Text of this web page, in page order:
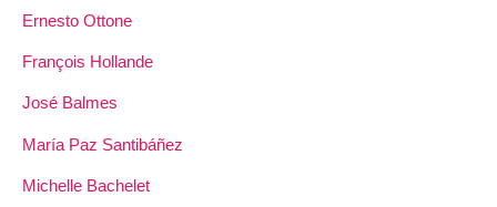
Ernesto Ottone
François Hollande
José Balmes
María Paz Santibáñez
Michelle Bachelet